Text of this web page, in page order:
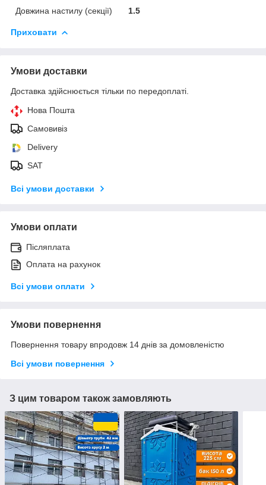
Довжина настилу (секції) 1.5
Приховати
Умови доставки
Доставка здійснюється тільки по передоплаті.
Нова Пошта
Самовивіз
Delivery
SAT
Всі умови доставки
Умови оплати
Післяплата
Оплата на рахунок
Всі умови оплати
Умови повернення
Повернення товару впродовж 14 днів за домовленістю
Всі умови повернення
З цим товаром також замовляють